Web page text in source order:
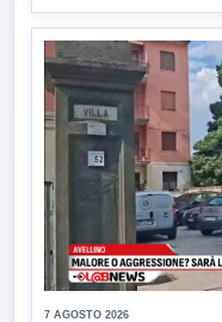
7 AGOSTO 2026